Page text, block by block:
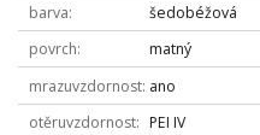
barva
šedobéžová
povrch
matný
mrazuvzdornost ano
otěruvzdornost
PEI IV